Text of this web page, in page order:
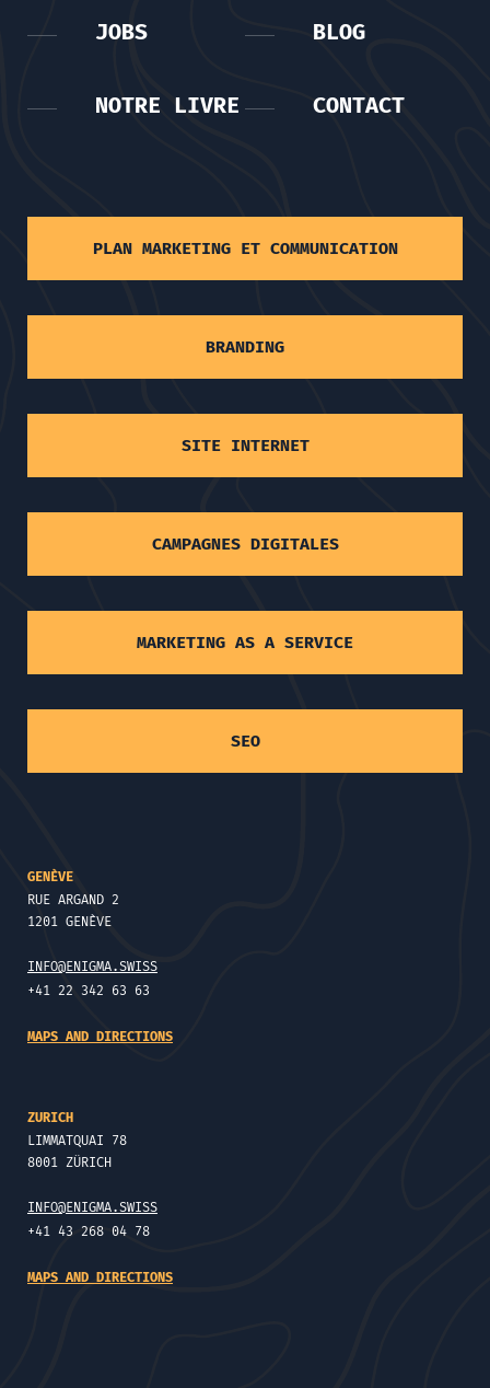
JOBS BLOG
NOTRE LIVRE CONTACT
PLAN MARKETING ET COMMUNICATION
BRANDING
SITE INTERNET
CAMPAGNES DIGITALES
MARKETING AS A SERVICE
SEO
GENÈVE
RUE ARGAND 2
1201 GENÈVE
INFO@ENIGMA.SWISS
+41 22 342 63 63
MAPS AND DIRECTIONS
ZURICH
LIMMATQUAI 78
8001 ZÜRICH
INFO@ENIGMA.SWISS
+41 43 268 04 78
MAPS AND DIRECTIONS